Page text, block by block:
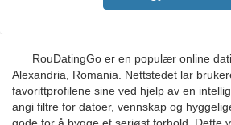
RouDatingGo er en populær online
Alexandria, Romania. Nettstedet lar
favorittprofilene sine ved hjelp av en
angi filtre for datoer, vennskap og